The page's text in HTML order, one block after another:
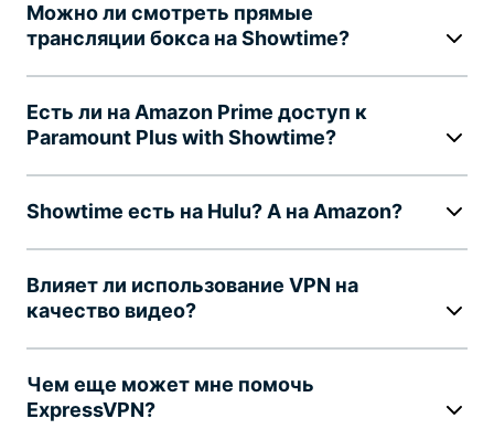
Можно ли смотреть прямые
трансляции бокса на Showtime?
Есть ли на Amazon Prime доступ к
Paramount Plus with Showtime?
Showtime есть на Hulu? А на Amazon?
Влияет ли использование VPN на
качество видео?
Чем еще может мне помочь
ExpressVPN?